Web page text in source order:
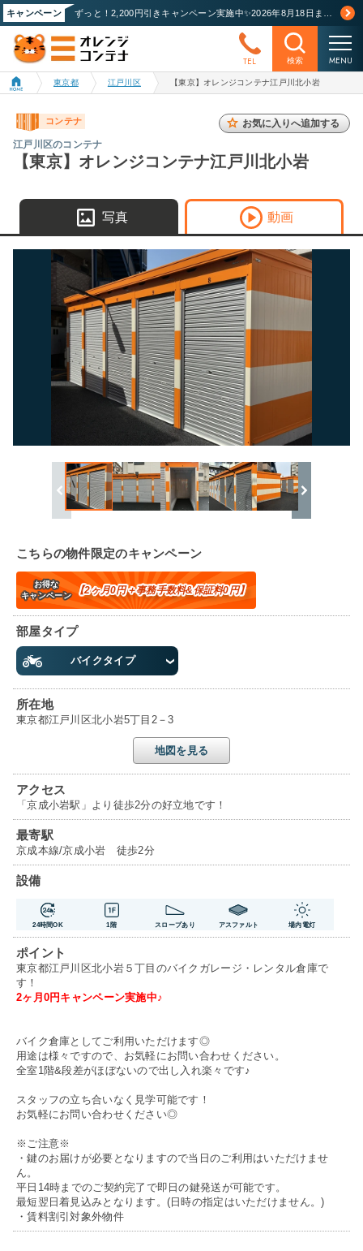
キャンペーン
TEL 検索 MENU
東京都 江戸川区 【東京】オレンジコンテナ江戸川北小岩
コンテナ
江戸川区のコンテナ
【東京】オレンジコンテナ江戸川北小岩
お気に入りへ追加する
写真 動画
こちらの物件限定のキャンペーン
お得な
キャンペーン
【2ヶ月0円＋事務手数料&保証料0円】
部屋タイプ
バイクタイプ
所在地
東京都江戸川区北小岩5丁目2－3
地図を見る
アクセス
「京成小岩駅」より徒歩2分の好立地です！
最寄駅
京成本線/京成小岩 徒歩2分
設備
24時間OK 1階 スロープあり アスファルト 場内電灯
ポイント
東京都江戸川区北小岩５丁目のバイクガレージ・レンタル倉庫で
す！
2ヶ月0円キャンペーン実施中♪
バイク倉庫としてご利用いただけます◎
用途は様々ですので、お気軽にお問い合わせください。
全室1階&段差がほぼないので出し入れ楽々です♪
スタッフの立ち合いなく見学可能です！
お気軽にお問い合わせください◎
※ご注意※
・鍵のお届けが必要となりますので当日のご利用はいただけませ
ん。
平日14時までのご契約完了で即日の鍵発送が可能です。
最短翌日着見込みとなります。(日時の指定はいただけません。)
・賃料割引対象外物件